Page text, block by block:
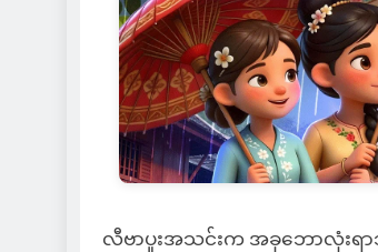
လီဗာပူးအသင်းက အခုဘောလုံးရာ